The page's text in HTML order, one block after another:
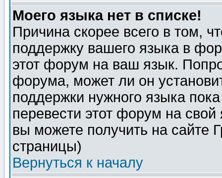
Моего языка нет в списке!
Причина скорее всего в том,
поддержку вашего языка в
этот форум на ваш язык.
форума, может ли он
поддержки нужного языка
перевести этот форум на
вы можете получить на сайте
страницы)
Вернуться к началу